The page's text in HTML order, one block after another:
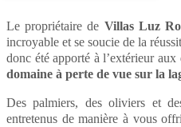
Le propriétaire de Villas Luz
incroyable et se soucie de la
donc été apporté à l’extérieur
domaine à perte de vue sur la
Des palmiers, des oliviers et
entretenus de manière à vous